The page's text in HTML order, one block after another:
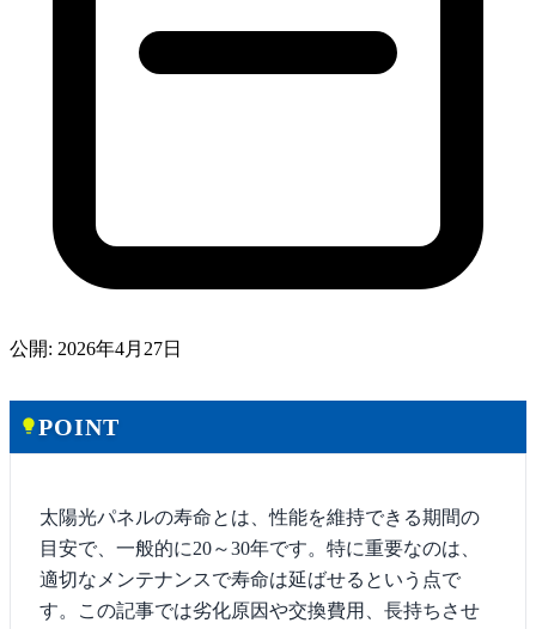
公開: 2026年4月27日
lightbulbPOINT
太陽光パネルの寿命とは、性能を維持できる期間の
目安で、一般的に20～30年です。特に重要なのは、
適切なメンテナンスで寿命は延ばせるという点で
す。この記事では劣化原因や交換費用、長持ちさせ